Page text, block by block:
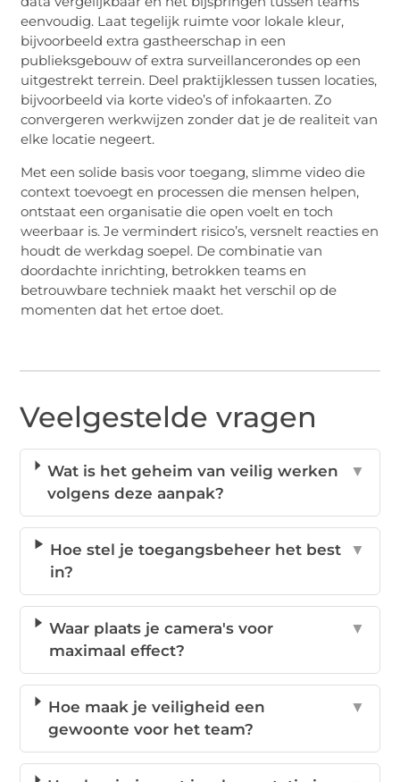
eenvoudig. Laat tegelijk ruimte voor lokale kleur,
bijvoorbeeld extra gastheerschap in een
publieksgebouw of extra surveillancerondes op een
uitgestrekt terrein. Deel praktijklessen tussen locaties,
bijvoorbeeld via korte video’s of infokaarten. Zo
convergeren werkwijzen zonder dat je de realiteit van
elke locatie negeert.
Met een solide basis voor toegang, slimme video die
context toevoegt en processen die mensen helpen,
ontstaat een organisatie die open voelt en toch
weerbaar is. Je vermindert risico’s, versnelt reacties en
houdt de werkdag soepel. De combinatie van
doordachte inrichting, betrokken teams en
betrouwbare techniek maakt het verschil op de
momenten dat het ertoe doet.
Veelgestelde vragen
Wat is het geheim van veilig werken
volgens deze aanpak?
▼
Hoe stel je toegangsbeheer het best
in?
▼
Waar plaats je camera's voor
maximaal effect?
▼
Hoe maak je veiligheid een
gewoonte voor het team?
▼